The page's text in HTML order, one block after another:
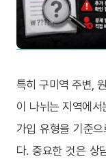
특히 구미역 주변,
이 나뉘는 지역에
가입 유형을 기준
다. 중요한 것은 상